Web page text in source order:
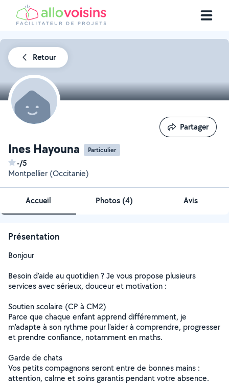
Retour
Ines Hayouna Particulier
-/5
Montpellier (Occitanie)
Partager
Partager
Accueil Photos (4) Avis
Présentation
Bonjour
Besoin d'aide au quotidien ? Je vous propose plusieurs
services avec sérieux, douceur et motivation :
Soutien scolaire (CP à CM2)
Parce que chaque enfant apprend différemment, je
m'adapte à son rythme pour l'aider à comprendre, progresser
et prendre confiance, notamment en maths.
Garde de chats
Vos petits compagnons seront entre de bonnes mains :
attention, calme et soins garantis pendant votre absence.